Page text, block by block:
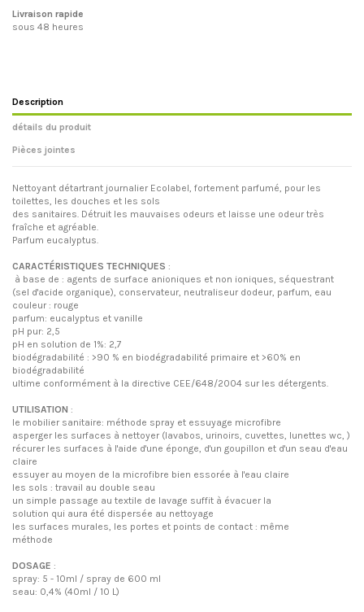
Livraison rapide
sous 48 heures
Description
détails du produit
Pièces jointes
Nettoyant détartrant journalier Ecolabel, fortement parfumé, pour les
toilettes, les douches et les sols
des sanitaires. Détruit les mauvaises odeurs et laisse une odeur très
fraîche et agréable.
Parfum eucalyptus.
CARACTÉRISTIQUES TECHNIQUES :
à base de : agents de surface anioniques et non ioniques, séquestrant
(sel d'acide organique), conservateur, neutraliseur dodeur, parfum, eau
couleur : rouge
parfum: eucalyptus et vanille
pH pur: 2,5
pH en solution de 1%: 2,7
biodégradabilité : >90 % en biodégradabilité primaire et >60% en
biodégradabilité
ultime conformément à la directive CEE/648/2004 sur les détergents.
UTILISATION :
le mobilier sanitaire: méthode spray et essuyage microfibre
asperger les surfaces à nettoyer (lavabos, urinoirs, cuvettes, lunettes wc, )
récurer les surfaces à l'aide d'une éponge, d'un goupillon et d'un seau d'eau
claire
essuyer au moyen de la microfibre bien essorée à l'eau claire
les sols : travail au double seau
un simple passage au textile de lavage suffit à évacuer la
solution qui aura été dispersée au nettoyage
les surfaces murales, les portes et points de contact : même
méthode
DOSAGE :
spray: 5 - 10ml / spray de 600 ml
seau: 0,4% (40ml / 10 L)